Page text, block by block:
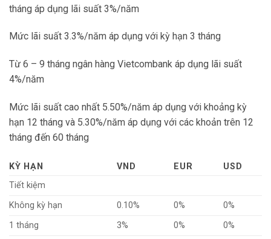
tháng áp dụng lãi suất 3%/năm
Mức lãi suất 3.3%/năm áp dụng với kỳ hạn 3 tháng
Từ 6 – 9 tháng ngân hàng Vietcombank áp dụng lãi suất
4%/năm
Mức lãi suất cao nhất 5.50%/năm áp dụng với khoảng kỳ
hạn 12 tháng và 5.30%/năm áp dụng với các khoản trên 12
tháng đến 60 tháng
KỲ HẠN VND EUR
USD
Tiết kiệm
Không kỳ hạn
0.10% 0%
0%
1 tháng
3% 0%
0%